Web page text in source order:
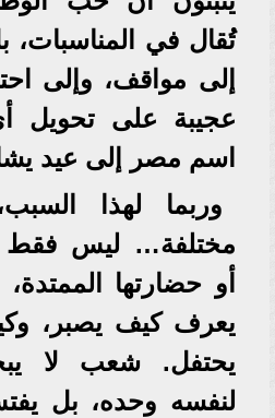
تُقال في
إلى مواقف، وإلى
عجيبة على تحويل
اسم مصر إلى عيد
وربما لهذا
مختلفة… ليس فقط
أو حضارتها
يعرف كيف يصبر،
يحتفل. شعب لا
لنفسه وحده، بل